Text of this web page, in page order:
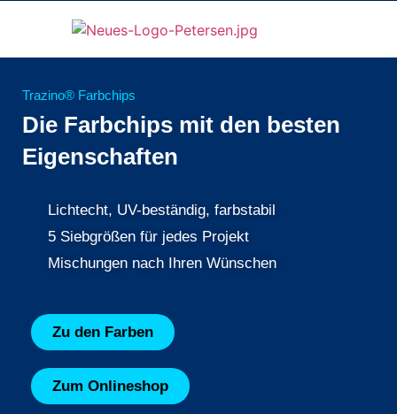
Trazino® Farbchips
Die Farbchips mit den besten
Eigenschaften
Lichtecht, UV-beständig, farbstabil
5 Siebgrößen für jedes Projekt
Mischungen nach Ihren Wünschen
Zu den Farben
Zum Onlineshop